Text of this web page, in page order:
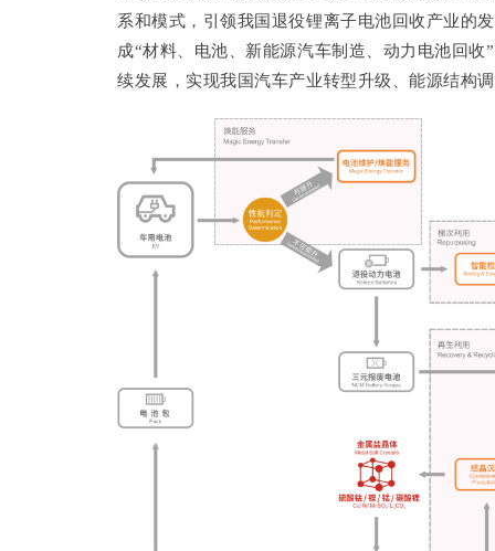
系和模式，引领我国退役锂离子电池回收产业的
成“材料、电池、新能源汽车制造、动力电池回
续发展，实现我国汽车产业转型升级、能源结构